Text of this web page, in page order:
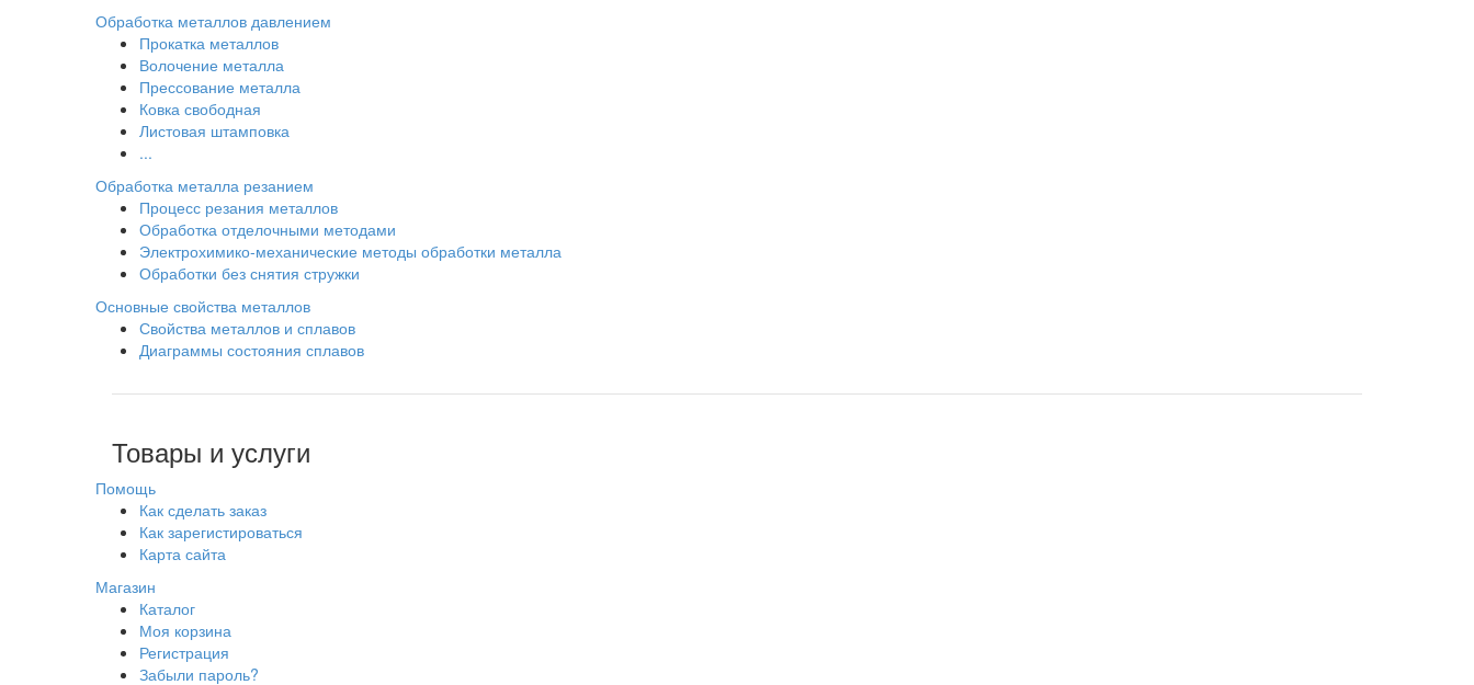
Обработка металлов давлением
Прокатка металлов
Волочение металла
Прессование металла
Ковка свободная
Листовая штамповка
...
Обработка металла резанием
Процесс резания металлов
Обработка отделочными методами
Электрохимико-механические методы обработки металла
Обработки без снятия стружки
Основные свойства металлов
Свойства металлов и сплавов
Диаграммы состояния сплавов
Товары и услуги
Помощь
Как сделать заказ
Как зарегистироваться
Карта сайта
Магазин
Каталог
Моя корзина
Регистрация
Забыли пароль?